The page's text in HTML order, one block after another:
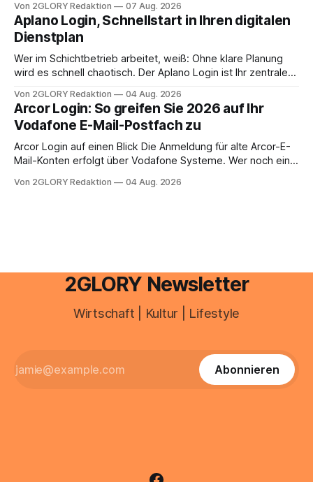
erledigen? Die kurze Antwort: Bei einfachen
Einkommensverhältnissen reicht häufig eine Steuersoftware
aus – sobald jedoch mehrere Einkunftsarten
zusammentreffen oder größere finanzielle Veränderungen
anstehen, zahlt sich professionelle Unterstützung meist
Von 2GLORY Redaktion 07 Aug. 2026
Aplano Login, Schnellstart in Ihren digitalen
Dienstplan
Wer im Schichtbetrieb arbeitet, weiß: Ohne klare Planung
wird es schnell chaotisch. Der Aplano Login ist Ihr zentraler
abwesenheiten und die gesamte kommunikation rund um
Ihr personal digital zu organisieren. In diesem Leitfaden
erfahren Sie alles, was Sie für einen reibungslosen Einstieg
brauchen, von der Registrierung
Von 2GLORY Redaktion 04 Aug. 2026
Arcor Login: So greifen Sie 2026 auf Ihr
Vodafone E-Mail-Postfach zu
Arcor Login auf einen Blick Die Anmeldung für alte Arcor-E-
Mail-Konten erfolgt über Vodafone Systeme. Wer noch eine
besitzt, loggt sich heute über das Vodafone E-Mail & Cloud
Von 2GLORY Redaktion 04 Aug. 2026
2GLORY Newsletter
Wirtschaft | Kultur | Lifestyle
Abonnieren